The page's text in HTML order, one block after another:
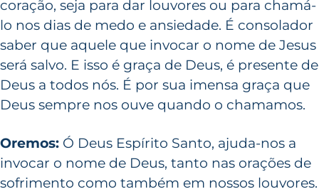
coração, seja para dar louvores ou para chamá-
lo nos dias de medo e ansiedade. É consolador
saber que aquele que invocar o nome de Jesus
será salvo. E isso é graça de Deus, é presente de
Deus a todos nós. É por sua imensa graça que
Deus sempre nos ouve quando o chamamos.
Oremos: Ó Deus Espírito Santo, ajuda-nos a
invocar o nome de Deus, tanto nas orações de
sofrimento como também em nossos louvores.